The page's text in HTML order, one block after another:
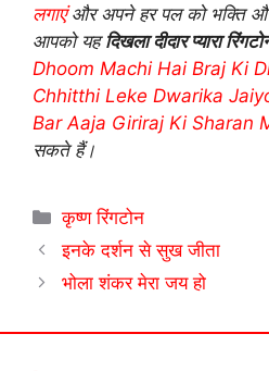
लगाएंऔर अपने हर पल को भक्ति
आपको यहदिखला दीदार प्यारा
Dhoom Machi Hai Braj Ki
Chhitthi Leke Dwarika
Bar Aaja Giriraj Ki Sharan
सकते हैं।
Categories
कृष्ण रिंगटोन
इनके दर्शन से सुख जीता
भोला शंकर मेरा जय हो